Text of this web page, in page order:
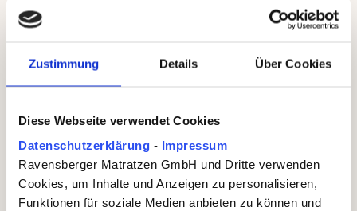
Zustimmung Details Über Cookies
Diese Webseite verwendet Cookies
Datenschutzerklärung - Impressum
Ravensberger Matratzen GmbH und Dritte verwenden
Cookies, um Inhalte und Anzeigen zu personalisieren,
Funktionen für soziale Medien anbieten zu können und
u
w
ol
le
u
n
ä
t
u
a
u
m